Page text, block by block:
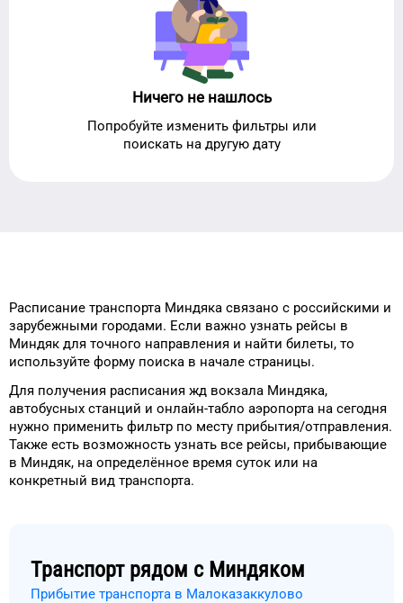
Ничего не нашлось
Попробуйте изменить фильтры или
поискать на другую дату
Расписание транспорта Миндяка связано с российскими и
зарубежными городами. Если важно узнать рейсы в
Миндяк для точного направления и найти билеты, то
используйте форму поиска в начале страницы.
Для получения расписания жд вокзала Миндяка,
автобусных станций и онлайн-табло аэропорта на сегодня
нужно применить фильтр по месту прибытия/отправления.
Также есть возможность узнать все рейсы, прибывающие
в Миндяк, на определённое время суток или на
конкретный вид транспорта.
Транспорт рядом с Миндяком
Прибытие транспорта в Малоказаккулово